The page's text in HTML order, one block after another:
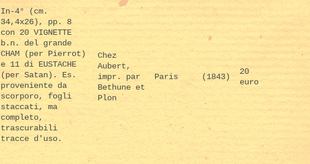
In-4° (cm.
34,4x26), pp. 8
con 20 VIGNETTE
b.n. del grande
CHAM (per Pierrot)
e 11 di EUSTACHE
(per Satan). Es.
proveniente da
scorporo, fogli
staccati, ma
completo,
trascurabili
tracce d'uso.
Chez
Aubert,
impr. par
Bethune et
Plon
Paris (1843)
20
euro